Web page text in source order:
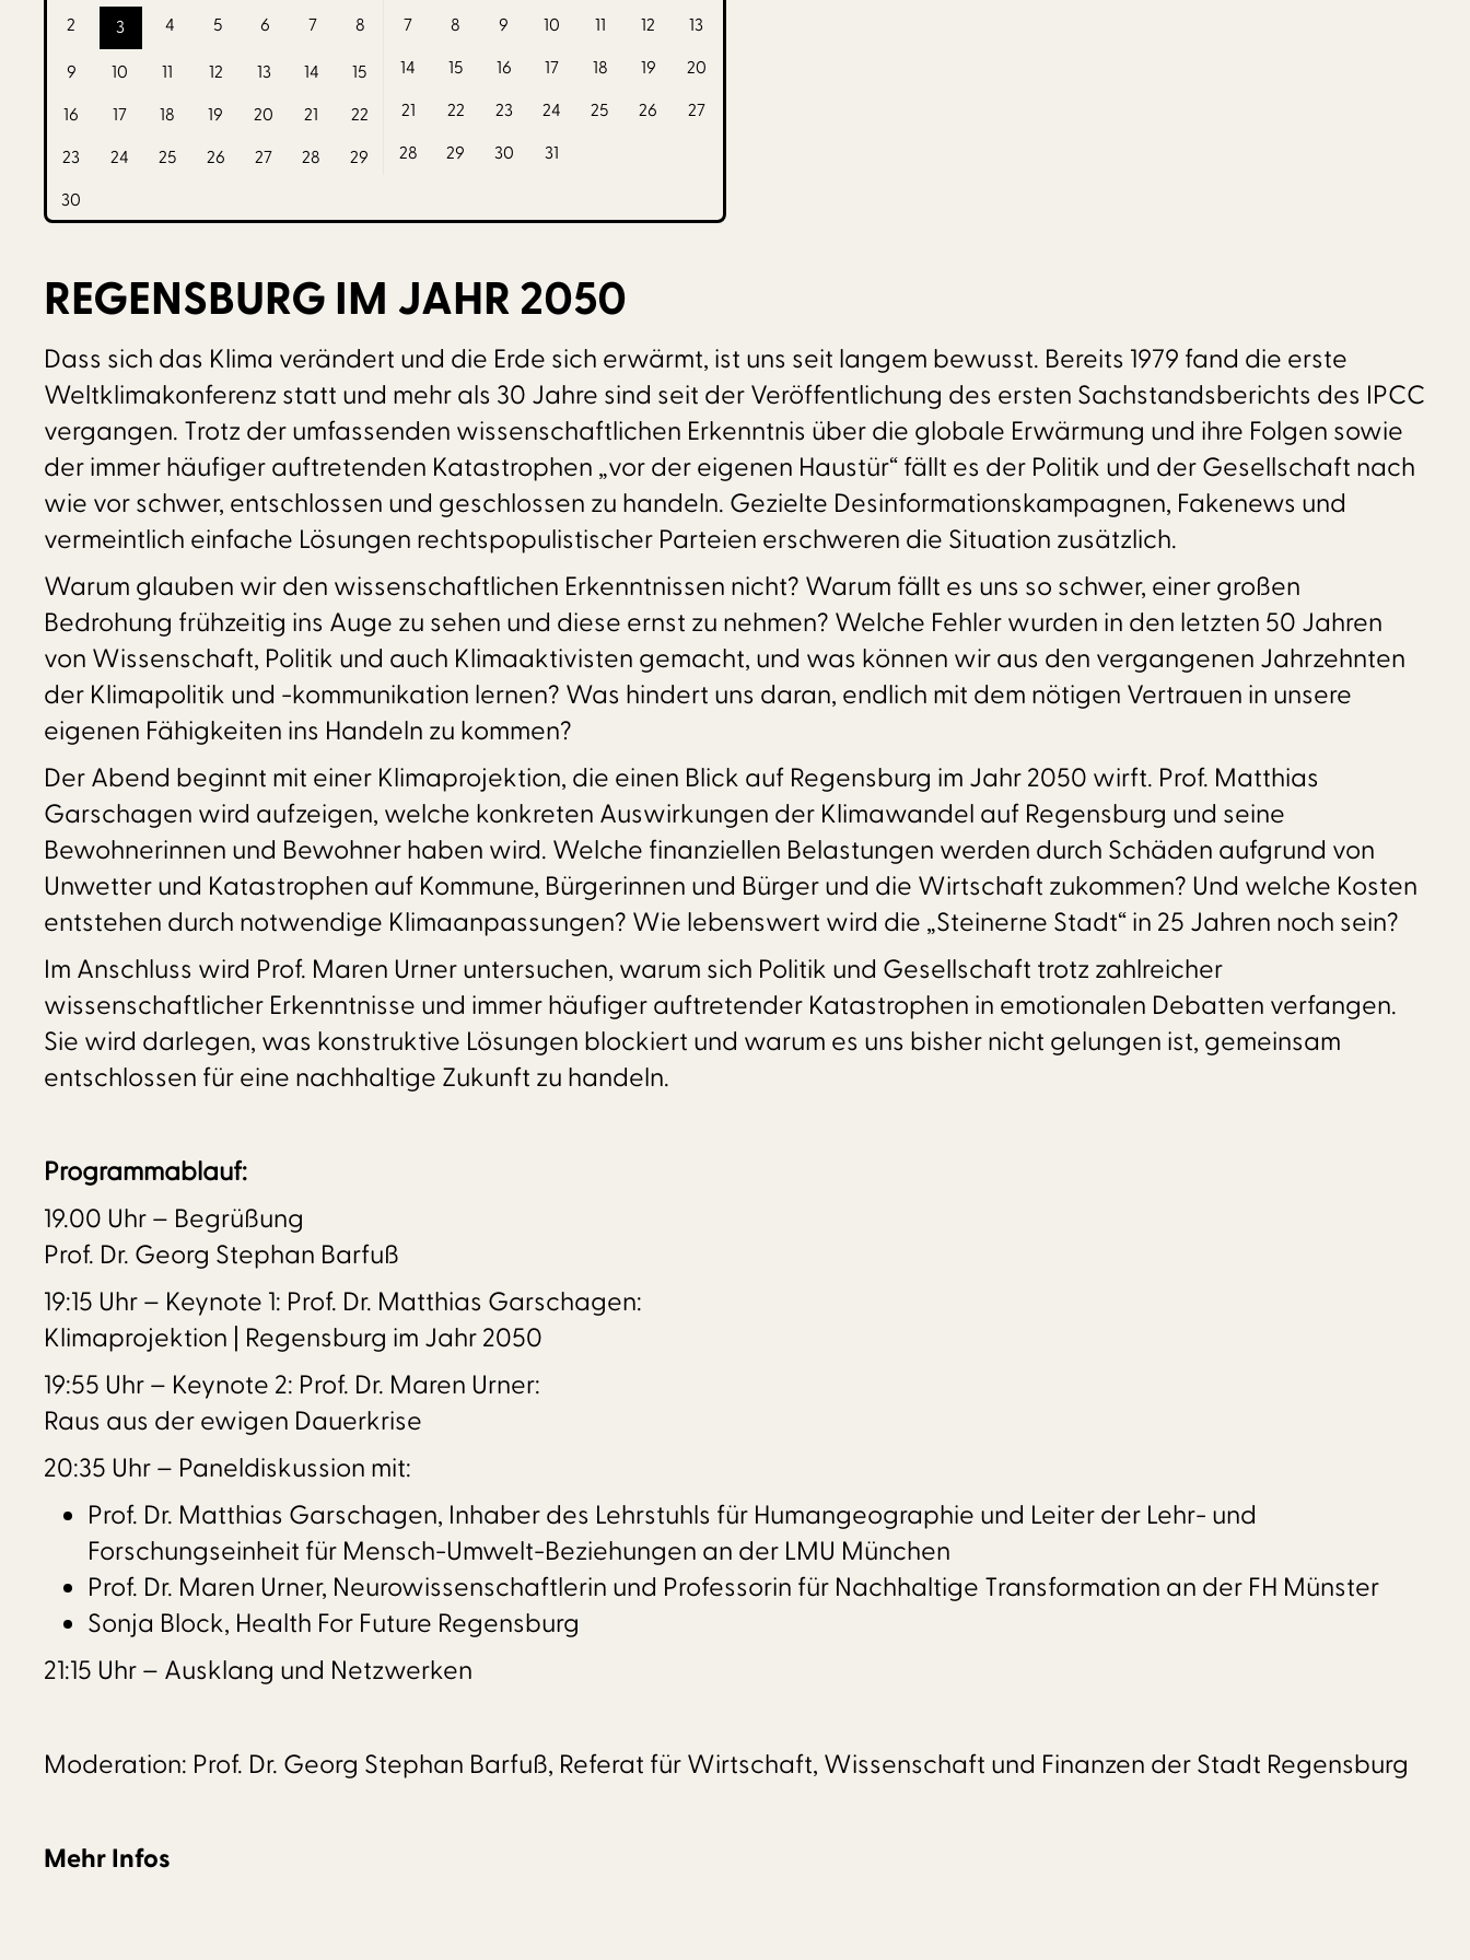
2
3 4 5 6 7 8
9 10 11 12 13 14
15
16
17 18 19 20 21
22
23
24 25 26 27 28
29
30
7
8 9 10 11 12
13
14
15 16 17 18 19
20
21
22 23 24 25 26
27
28
29 30 31
REGENSBURG IM JAHR 2050
Dass sich das Klima verändert und die Erde sich erwärmt, ist uns seit langem bewusst. Bereits 1979 fand die erste
Weltklimakonferenz statt und mehr als 30 Jahre sind seit der Veröffentlichung des ersten Sachstandsberichts des IPCC
vergangen. Trotz der umfassenden wissenschaftlichen Erkenntnis über die globale Erwärmung und ihre Folgen sowie
der immer häufiger auftretenden Katastrophen „vor der eigenen Haustür“ fällt es der Politik und der Gesellschaft nach
wie vor schwer, entschlossen und geschlossen zu handeln. Gezielte Desinformationskampagnen, Fakenews und
vermeintlich einfache Lösungen rechtspopulistischer Parteien erschweren die Situation zusätzlich.
Warum glauben wir den wissenschaftlichen Erkenntnissen nicht? Warum fällt es uns so schwer, einer großen
Bedrohung frühzeitig ins Auge zu sehen und diese ernst zu nehmen? Welche Fehler wurden in den letzten 50 Jahren
von Wissenschaft, Politik und auch Klimaaktivisten gemacht, und was können wir aus den vergangenen Jahrzehnten
der Klimapolitik und -kommunikation lernen? Was hindert uns daran, endlich mit dem nötigen Vertrauen in unsere
eigenen Fähigkeiten ins Handeln zu kommen?
Der Abend beginnt mit einer Klimaprojektion, die einen Blick auf Regensburg im Jahr 2050 wirft. Prof. Matthias
Garschagen wird aufzeigen, welche konkreten Auswirkungen der Klimawandel auf Regensburg und seine
Bewohnerinnen und Bewohner haben wird. Welche finanziellen Belastungen werden durch Schäden aufgrund von
Unwetter und Katastrophen auf Kommune, Bürgerinnen und Bürger und die Wirtschaft zukommen? Und welche Kosten
entstehen durch notwendige Klimaanpassungen? Wie lebenswert wird die „Steinerne Stadt“ in 25 Jahren noch sein?
Im Anschluss wird Prof. Maren Urner untersuchen, warum sich Politik und Gesellschaft trotz zahlreicher
wissenschaftlicher Erkenntnisse und immer häufiger auftretender Katastrophen in emotionalen Debatten verfangen.
Sie wird darlegen, was konstruktive Lösungen blockiert und warum es uns bisher nicht gelungen ist, gemeinsam
entschlossen für eine nachhaltige Zukunft zu handeln.
Programmablauf:
19.00 Uhr – Begrüßung
Prof. Dr. Georg Stephan Barfuß
19:15 Uhr – Keynote 1: Prof. Dr. Matthias Garschagen:
Klimaprojektion | Regensburg im Jahr 2050
19:55 Uhr – Keynote 2: Prof. Dr. Maren Urner:
Raus aus der ewigen Dauerkrise
20:35 Uhr – Paneldiskussion mit:
Prof. Dr. Matthias Garschagen, Inhaber des Lehrstuhls für Humangeographie und Leiter der Lehr- und
Forschungseinheit für Mensch-Umwelt-Beziehungen an der LMU München
Prof. Dr. Maren Urner, Neurowissenschaftlerin und Professorin für Nachhaltige Transformation an der FH Münster
Sonja Block, Health For Future Regensburg
21:15 Uhr – Ausklang und Netzwerken
Moderation: Prof. Dr. Georg Stephan Barfuß, Referat für Wirtschaft, Wissenschaft und Finanzen der Stadt Regensburg
Mehr Infos